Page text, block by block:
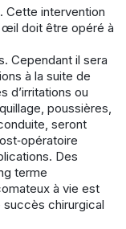
Cette intervention
œil doit être opéré à
Cependant il sera
à la suite de
d’irritations ou
poussières,
seront
Des
terme
à vie est
chirurgical